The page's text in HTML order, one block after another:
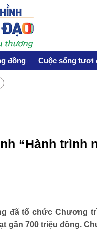
đồng Cuộc sống tươi
“Hành trình
đã tổ chức Chương
gần 700 triệu đồng.